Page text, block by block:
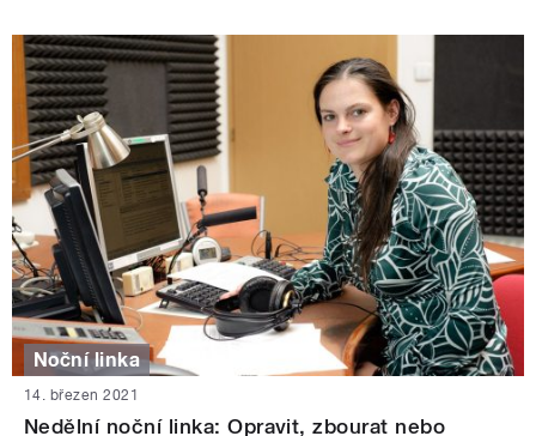
Noční linka
14. březen 2021
Nedělní noční linka: Opravit, zbourat nebo